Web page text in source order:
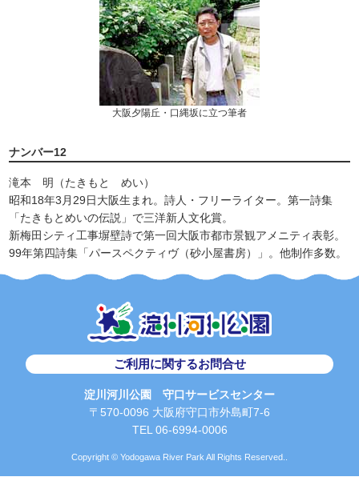
大阪夕陽丘・口縄坂に立つ筆者
ナンバー12
滝本 明（たきもと めい）
昭和18年3月29日大阪生まれ。詩人・フリーライター。第一詩集
「たきもとめいの伝説」で三洋新人文化賞。
新梅田シティ工事塀壁詩で第一回大阪市都市景観アメニティ表彰。
99年第四詩集「パースペクティヴ（砂小屋書房）」。他制作多数。
ご利用に関するお問合せ
淀川河川公園 守口サービスセンター
〒570-0096 大阪府守口市外島町7-6
TEL 06-6994-0006
Copyright © Yodogawa River Park All Rights Reserved..